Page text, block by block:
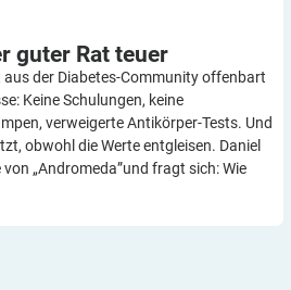
guter Rat teuer
der Diabetes-Community offenbart
Keine Schulungen, keine
verweigerte Antikörper-Tests. Und
obwohl die Werte entgleisen. Daniel
„Andromeda”und fragt sich: Wie